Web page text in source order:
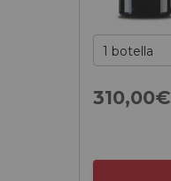
310,00€